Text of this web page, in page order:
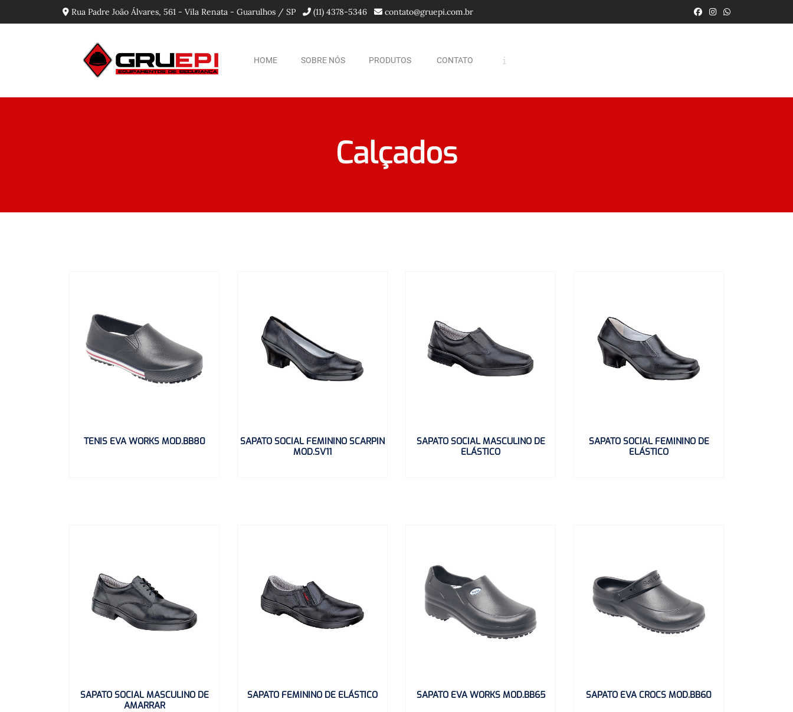
Rua Padre João Álvares, 561 - Vila Renata - Guarulhos / SP (11) 4378-5346 contato@gruepi.com.br
HOME SOBRE NÓS PRODUTOS CONTATO
Calçados
TENIS EVA WORKS MOD.BB80
SAPATO SOCIAL FEMININO SCARPIN
MOD.SV11
SAPATO SOCIAL MASCULINO DE
ELÁSTICO
SAPATO SOCIAL FEMININO DE
ELÁSTICO
SAPATO SOCIAL MASCULINO DE
AMARRAR
SAPATO FEMININO DE ELÁSTICO SAPATO EVA WORKS MOD.BB65 SAPATO EVA CROCS MOD.BB60